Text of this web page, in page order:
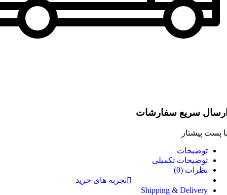
سریع سفارشات
پست پیشتاز
توضیحات
توضیحات تکمیلی
نظرات (0)
تجربه های خرید
Shipping & Delivery